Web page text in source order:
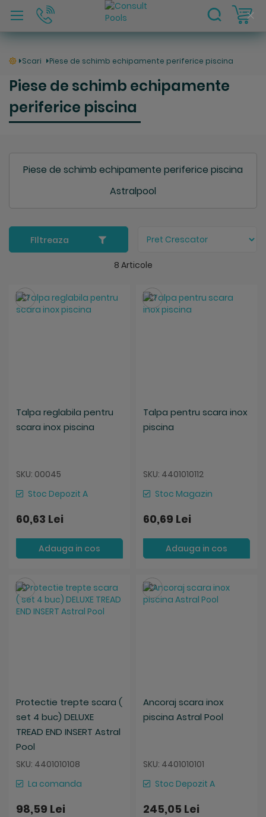
Scari Piese de schimb echipamente periferice piscina
Piese de schimb echipamente
periferice piscina
Piese de schimb echipamente periferice piscina
Astralpool
8 Articole
Talpa reglabila pentru
scara inox piscina
SKU: 00045
Stoc Depozit A
60,63 Lei
Adauga in cos
Salveaza
Talpa pentru scara inox
piscina
SKU: 4401010112
Stoc Magazin
60,69 Lei
Adauga in cos
Salveaza
Protectie trepte scara (
set 4 buc) DELUXE
TREAD END INSERT Astral
Pool
SKU: 4401010108
La comanda
98,59 Lei
Salveaza
Ancoraj scara inox
piscina Astral Pool
SKU: 4401010101
Stoc Depozit A
245,05 Lei
Salveaza
FIltreaza